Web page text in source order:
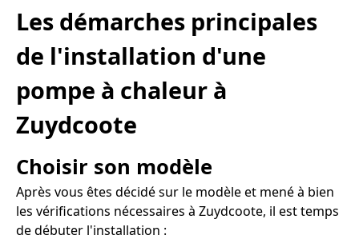
Les démarches principales
de l'installation d'une
pompe à chaleur à
Zuydcoote
Choisir son modèle
Après vous êtes décidé sur le modèle et mené à bien
les vérifications nécessaires à Zuydcoote, il est temps
de débuter l'installation :